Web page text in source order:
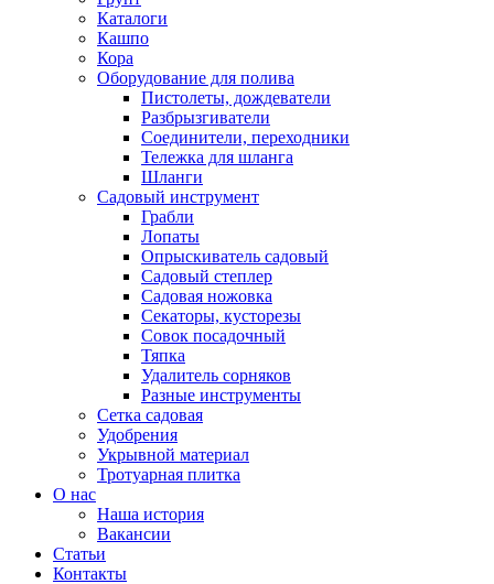
Каталоги
Кашпо
Кора
Оборудование для полива
Пистолеты, дождеватели
Разбрызгиватели
Соединители, переходники
Тележка для шланга
Шланги
Садовый инструмент
Грабли
Лопаты
Опрыскиватель садовый
Садовый степлер
Садовая ножовка
Секаторы, кусторезы
Совок посадочный
Тяпка
Удалитель сорняков
Разные инструменты
Сетка садовая
Удобрения
Укрывной материал
Тротуарная плитка
О нас
Наша история
Вакансии
Статьи
Контакты